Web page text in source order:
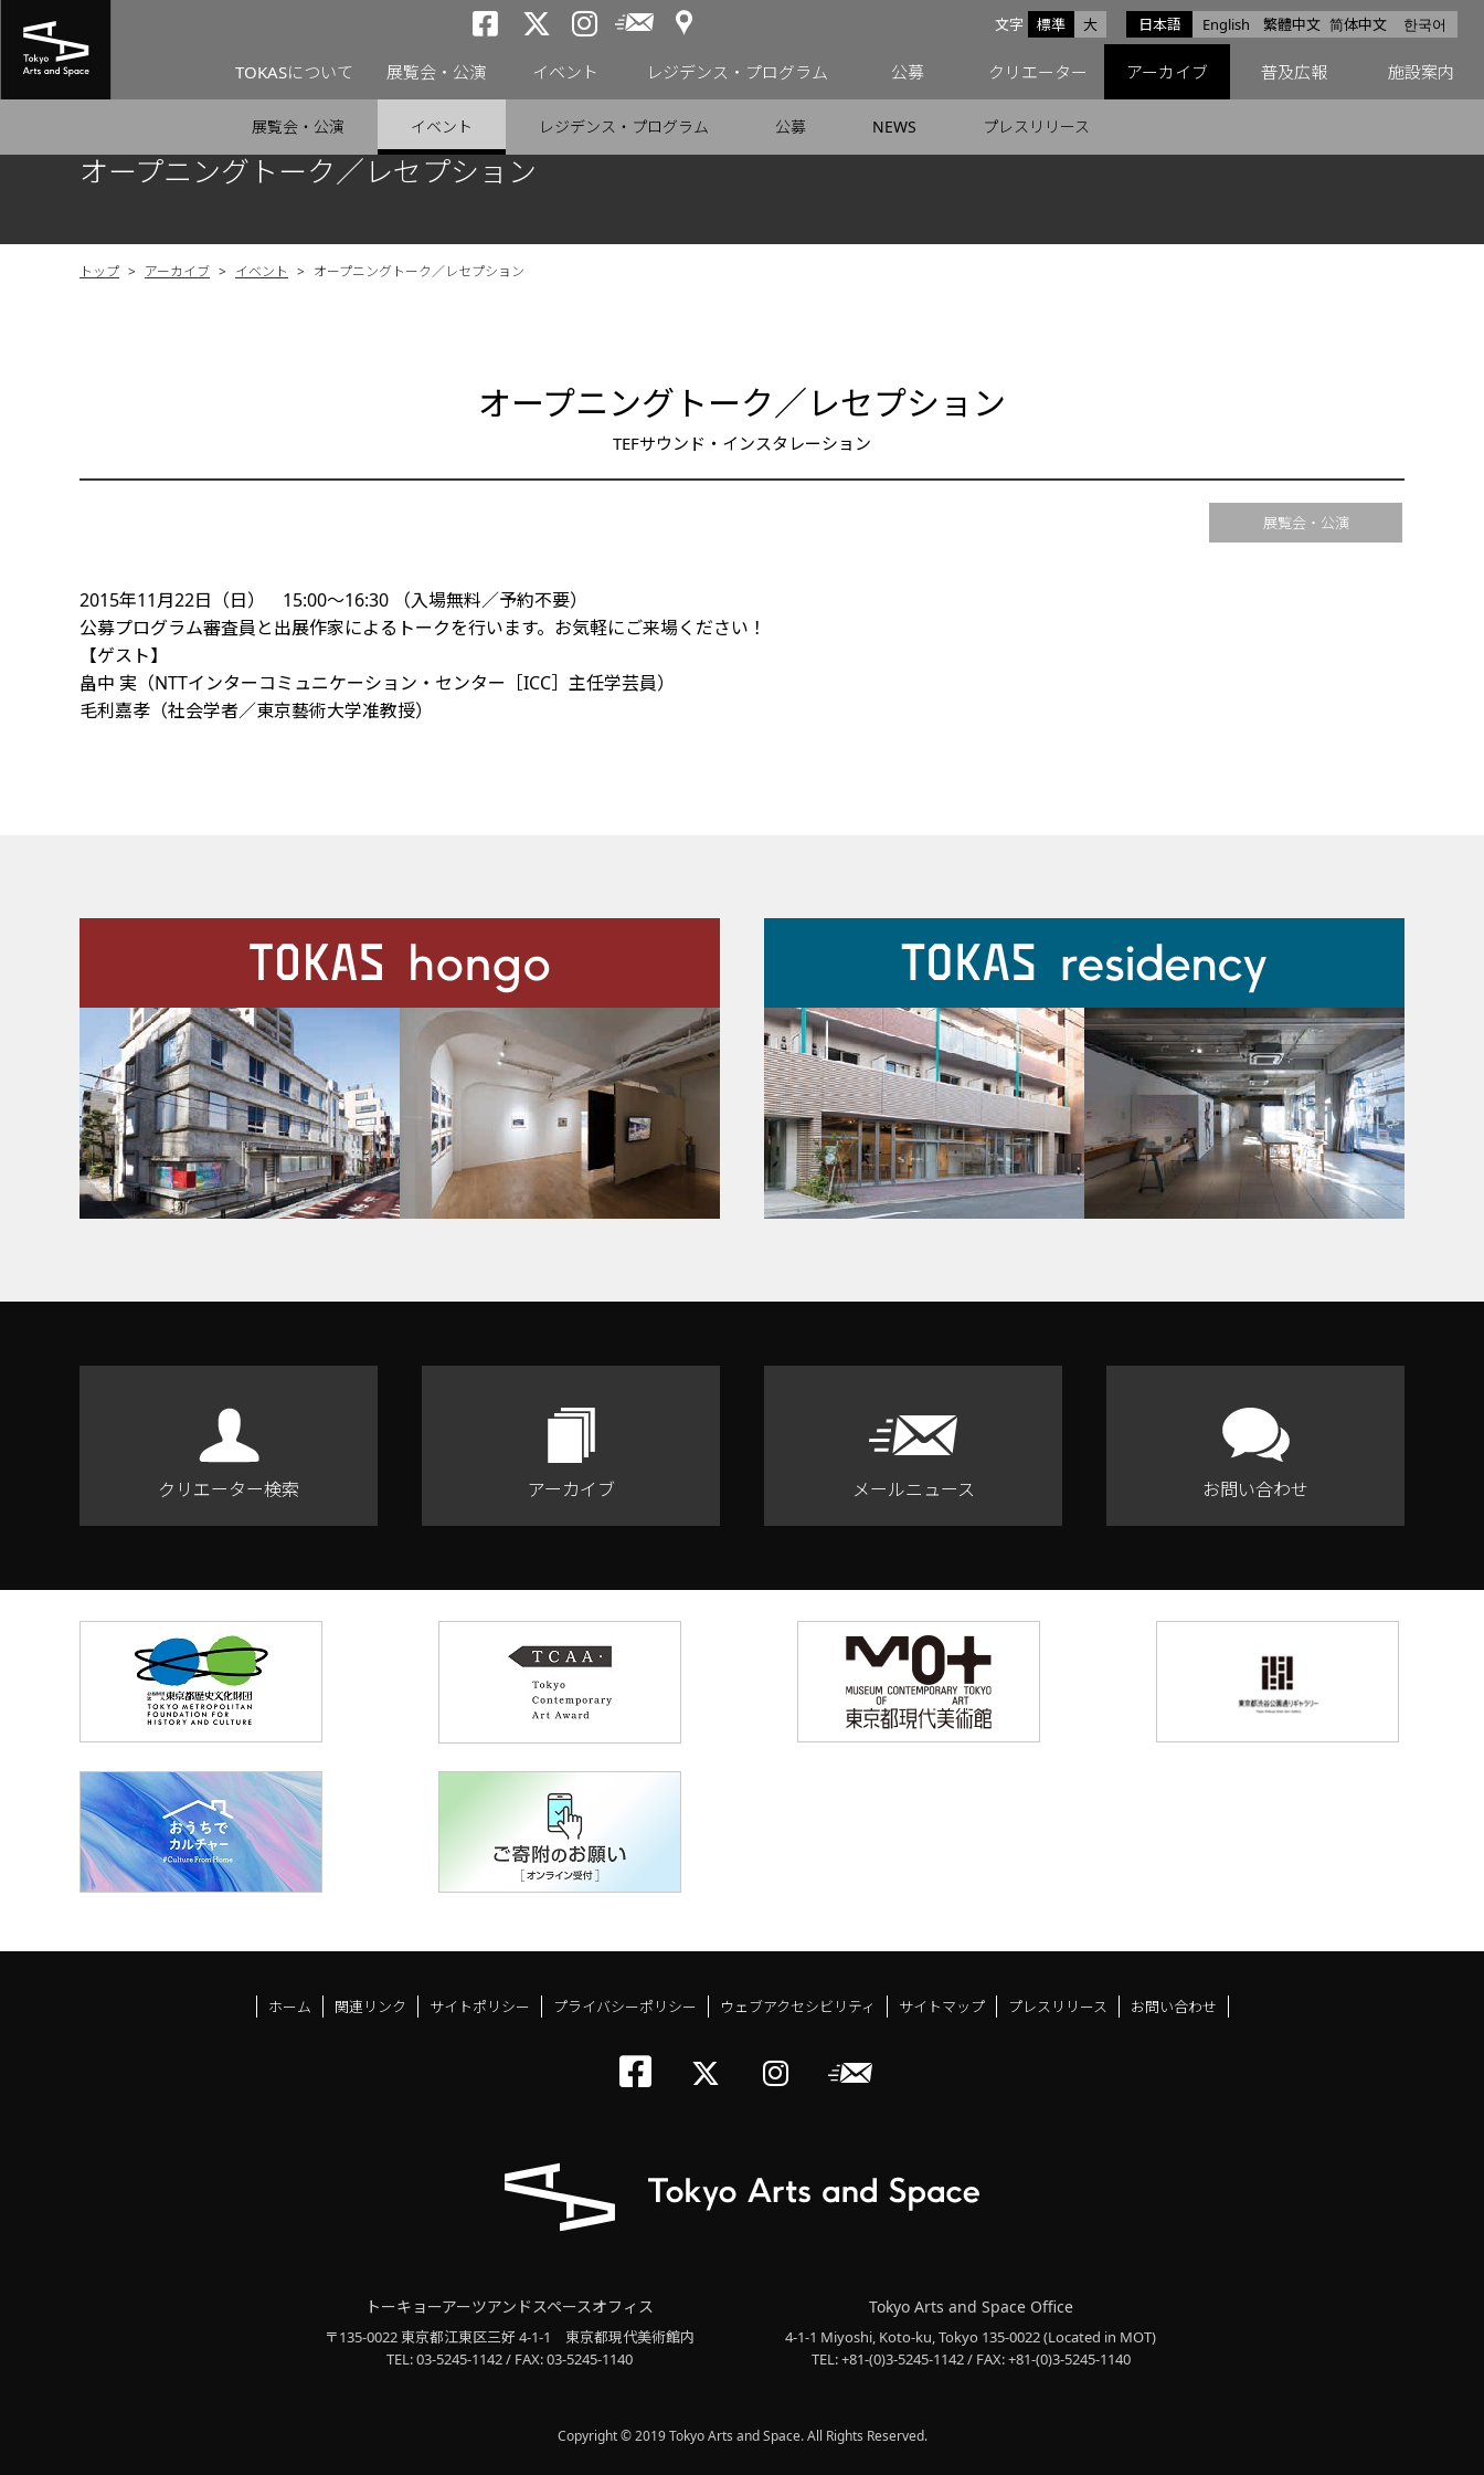
日本語 English 繁體中文 简体中文 한국어
文字サイズ
標準 大
トーキョーアーツアンドスペースfacebook
トーキョーアーツアンドスペースX
トーキョーアーツアンドスペースInstagram
メールニュース
アクセス
TOKASについて 展覧会・公演 イベント レジデンス・プログラム 公募 クリエーター アーカイブ 普及広報 施設案内
展覧会・公演 イベント レジデンス・プログラム 公募 NEWS プレスリリース
オープニングトーク／レセプション
トップ > アーカイブ > イベント > オープニングトーク／レセプション
オープニングトーク／レセプション
TEFサウンド・インスタレーション
展覧会・公演
2015年11月22日（日） 15:00～16:30 （入場無料／予約不要）
公募プログラム審査員と出展作家によるトークを行います。お気軽にご来場ください！
【ゲスト】
畠中 実（NTTインターコミュニケーション・センター［ICC］主任学芸員）
毛利嘉孝（社会学者／東京藝術大学准教授）
クリエーター検索 アーカイブ メールニュース お問い合わせ
ホーム 関連リンク サイトポリシー プライバシーポリシー ウェブアクセシビリティ サイトマップ プレスリリース お問い合わせ
トーキョーアーツアンドスペースfacebook
メールニュース
トーキョーアーツアンドスペースオフィス
〒135-0022 東京都江東区三好 4-1-1 東京都現代美術館内
TEL: 03-5245-1142 / FAX: 03-5245-1140
Tokyo Arts and Space Office
4-1-1 Miyoshi, Koto-ku, Tokyo 135-0022(Located in MOT)
TEL: +81-(0)3-5245-1142 / FAX: +81-(0)3-5245-1140
Copyright © 2019 Tokyo Arts and Space. All Rights Reserved.